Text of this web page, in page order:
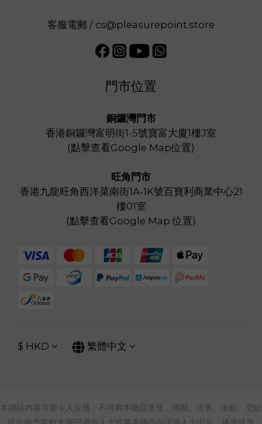
客服電郵 / cs@pleasurepoint.store
門市位置
銅鑼灣門市
香港銅鑼灣富明街1-5號寶富大廈1樓J室
(點擊查看Google Map位置)
旺角門市
香港九龍旺角西洋菜南街1A-1K號百寶利商業中心21
樓01室
(點擊查看Google Map 位置)
$ HKD 繁體中文
本網站內容可能令人反感；不可將本物品派發、傳閱、出售、出租、交給